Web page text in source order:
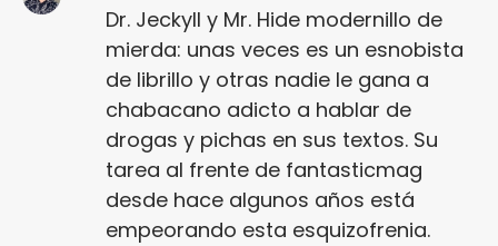
Dr. Jeckyll y Mr. Hide modernillo de
mierda: unas veces es un esnobista
de librillo y otras nadie le gana a
chabacano adicto a hablar de
drogas y pichas en sus textos. Su
tarea al frente de fantasticmag
desde hace algunos años está
empeorando esta esquizofrenia.